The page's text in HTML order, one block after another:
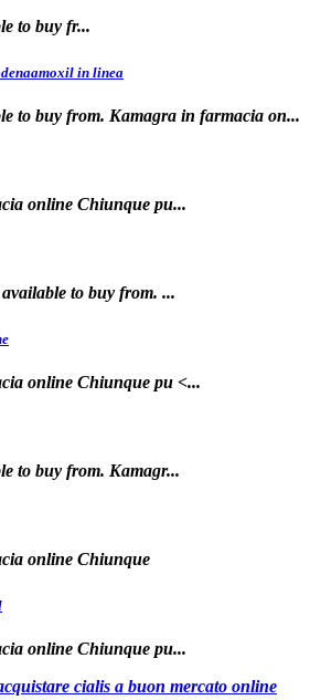
to buy fr...
in linea
to buy from. Kamagra in farmacia on...
online Chiunque pu...
to buy from. ...
online Chiunque pu <...
to buy from. Kamagr...
online Chiunque
online Chiunque pu...
cialis a buon mercato online